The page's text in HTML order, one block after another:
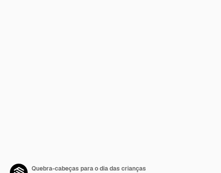
Quebra-cabeças para o dia das crianças